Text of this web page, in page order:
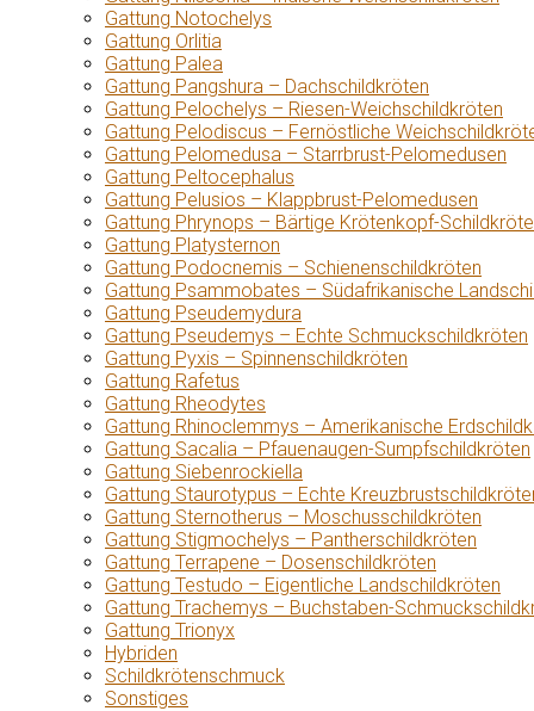
Gattung Notochelys
Gattung Orlitia
Gattung Palea
Gattung Pangshura – Dachschildkröten
Gattung Pelochelys – Riesen-Weichschildkröten
Gattung Pelodiscus – Fernöstliche
Gattung Pelomedusa – Starrbrust-Pelomedusen
Gattung Peltocephalus
Gattung Pelusios – Klappbrust-Pelomedusen
Gattung Phrynops – Bärtige Krötenkopf-
Gattung Platysternon
Gattung Podocnemis – Schienenschildkröten
Gattung Psammobates – Südafrikanische
Gattung Pseudemydura
Gattung Pseudemys – Echte Schmuckschildkröten
Gattung Pyxis – Spinnenschildkröten
Gattung Rafetus
Gattung Rheodytes
Gattung Rhinoclemmys – Amerikanische
Gattung Sacalia – Pfauenaugen-Sumpfschildkröten
Gattung Siebenrockiella
Gattung Staurotypus – Echte
Gattung Sternotherus – Moschusschildkröten
Gattung Stigmochelys – Pantherschildkröten
Gattung Terrapene – Dosenschildkröten
Gattung Testudo – Eigentliche Landschildkröten
Gattung Trachemys – Buchstaben-
Gattung Trionyx
Hybriden
Schildkrötenschmuck
Sonstiges